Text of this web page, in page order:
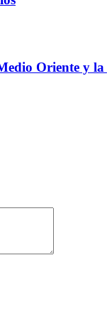
Oriente y la